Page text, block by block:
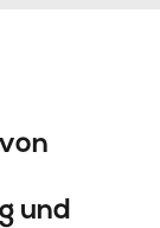
und